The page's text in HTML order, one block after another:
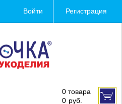
Войти Регистрация
0 товара
0 руб.